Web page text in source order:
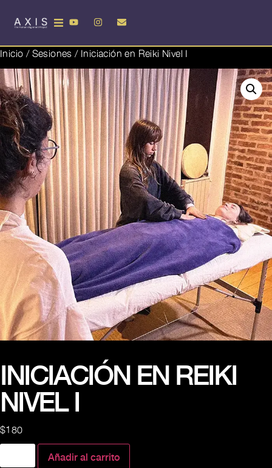
Inicio /Sesiones / Iniciación en Reiki Nivel I
INICIACIÓN EN REIKI
NIVEL I
$180
Añadir al carrito